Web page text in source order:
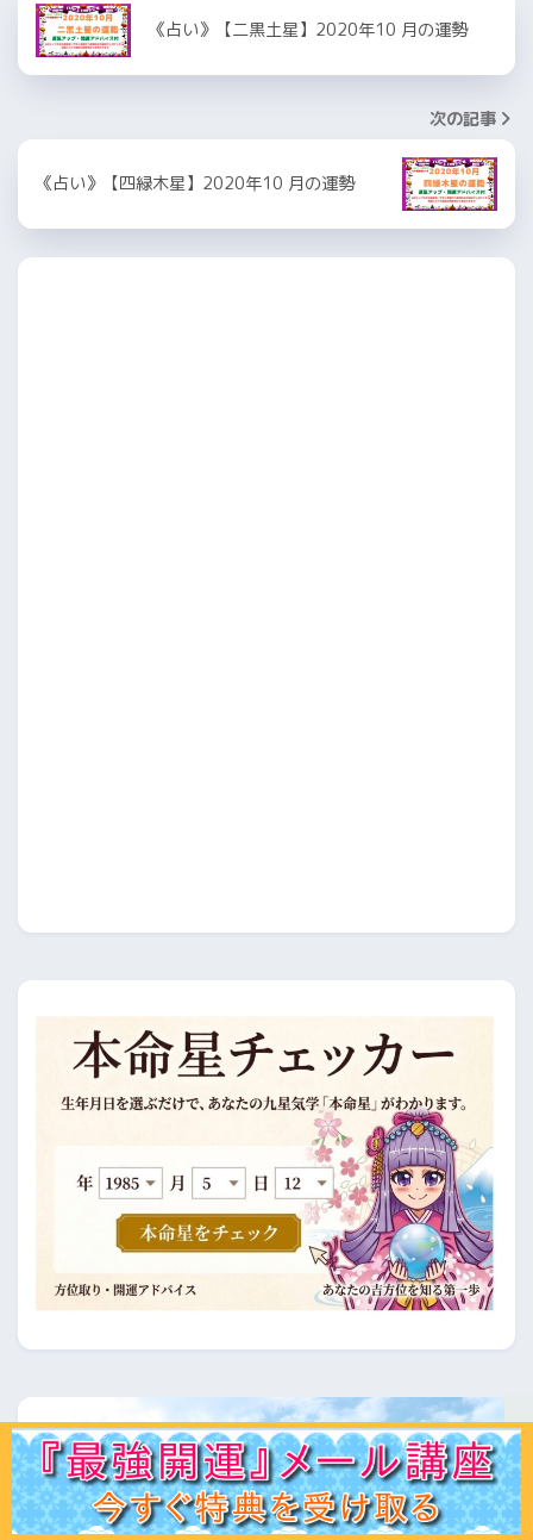
《占い》【二黒土星】2020年10 月の運勢
次の記事
《占い》【四緑木星】2020年10 月の運勢
ホーム 初見の方へﾌﾟﾛﾌｨｰﾙ 鑑定ﾒﾆｭｰ運命学講座易占講座お客様声体験談 記事一覧お問合せ Q＆A 出版書